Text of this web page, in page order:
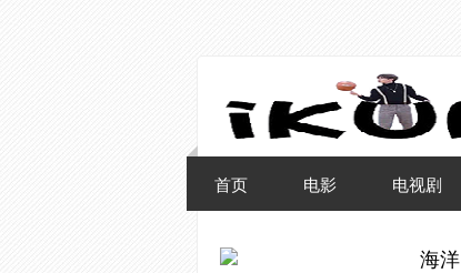
首页 电影 电视剧
海洋